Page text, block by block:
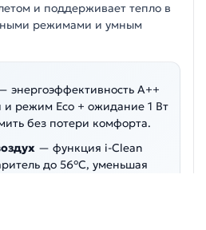
и поддерживает тепло в
режимами и умным
энергоэффективность A++
режим Eco + ожидание 1 Вт
без потери комфорта.
— функция i-Clean
до 56°C, уменьшая
бесшумный, антихолодный